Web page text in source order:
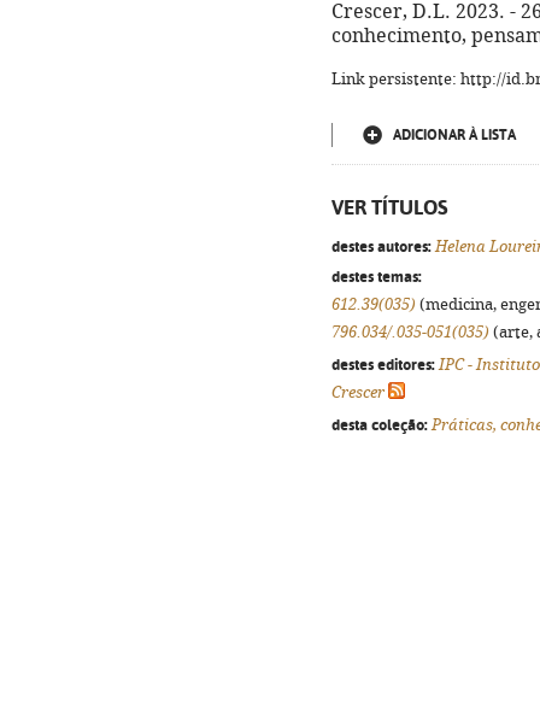
Crescer, D.L. 2023. -
conhecimento,
Link persistente: http://
ADICIONAR À LISTA
VER TÍTULOS
destes autores: Helena
destes temas:
612.39(035) (medicina,
796.034/.035-051(035) (arte,
destes editores: IPC -
Crescer
desta coleção: Práticas,